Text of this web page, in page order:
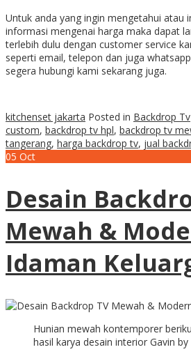
Untuk anda yang ingin mengetahui atau
informasi mengenai harga maka dapat
terlebih dulu dengan customer service
seperti email, telepon dan juga
segera hubungi kami sekarang juga.
kitchenset jakarta Posted in Backdrop Tv
custom, backdrop tv hpl, backdrop tv
tangerang, harga backdrop tv, jual
05 Oct
Desain
Mewah &
Idaman
Hunian mewah kontemporer
hasil karya desain interior Gavin